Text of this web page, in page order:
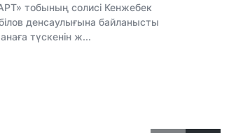
тобының солисі Кенжебек
денсаулығына байланысты
түскенін ж...